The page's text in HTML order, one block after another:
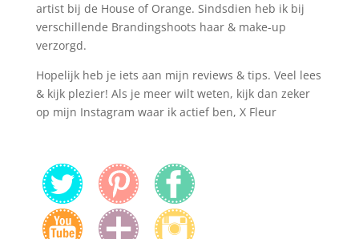
artist bij de House of Orange. Sindsdien heb ik bij
verschillende Brandingshoots haar & make-up
verzorgd.
Hopelijk heb je iets aan mijn reviews & tips. Veel lees
& kijk plezier! Als je meer wilt weten, kijk dan zeker
op mijn Instagram waar ik actief ben, X Fleur